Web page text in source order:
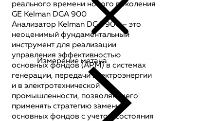
реального времени нового поколения
GE Kelman DGA 900
Анализатор Kelman DGA 900 – это
неоценимый фундаментальный
инструмент для реализации
управления эффективностью
основных фондов (APM) в системах
генерации, передачи электроэнергии
и в электротехнической
промышленности, позволяющего
применять стратегию замены
основных фондов с учетом состояния
Измерение метана